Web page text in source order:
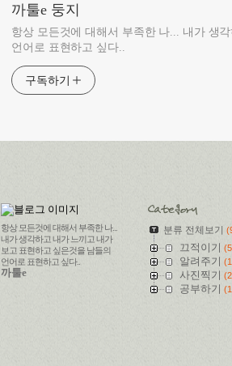
까툴e 둥지
항상 모든것에 대해서 부족한 나... 내가 생
언어로 표현하고 싶다..
구독하기
항상 모든것에 대해서 부족한 나...
내가 생각하고 내가 느끼고 내가
보고 표현하고 싶은것을 남들의
언어로 표현하고 싶다..
까툴e
분류 전체보기
끄적이기
알려주기
사진찍기
공부하기